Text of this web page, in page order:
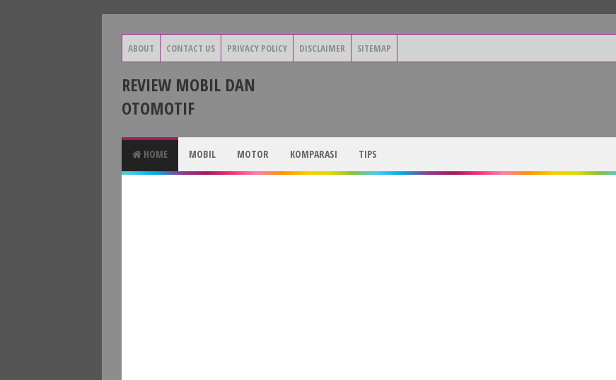
ABOUT CONTACT US PRIVACY POLICY DISCLAIMER SITEMAP
REVIEW MOBIL DAN
OTOMOTIF
HOME MOBIL MOTOR KOMPARASI TIPS